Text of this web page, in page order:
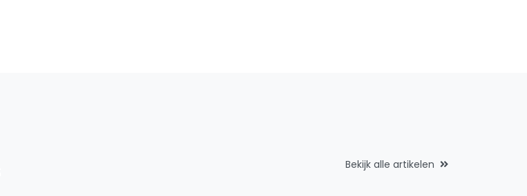
Bekijk alle artikelen